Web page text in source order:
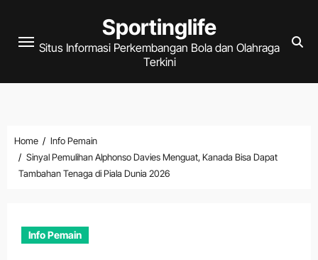
content
Sportinglife
Situs Informasi Perkembangan Bola dan Olahraga
Terkini
Home
Info Pemain
Sinyal Pemulihan Alphonso Davies Menguat, Kanada Bisa Dapat
Tambahan Tenaga di Piala Dunia 2026
Info Pemain